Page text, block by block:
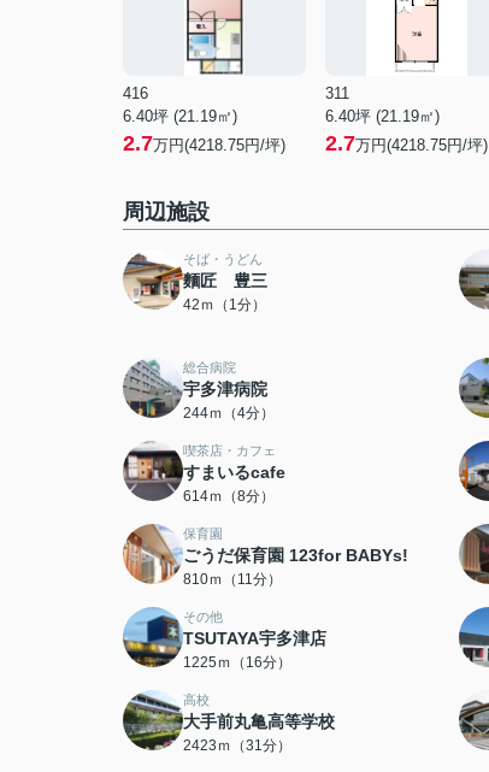
416
6.40坪 (21.19㎡)
2.7万円(4218.75円/坪)
311
6.40坪 (21.19㎡)
2.7万円(4218.75円/坪)
周辺施設
そば・うどん
麵匠 豊三
42ｍ（1分）
総合病院
宇多津病院
244ｍ（4分）
喫茶店・カフェ
すまいるcafe
614ｍ（8分）
保育園
ごうだ保育園 123for BABYs!
810ｍ（11分）
その他
TSUTAYA宇多津店
1225ｍ（16分）
高校
大手前丸亀高等学校
2423ｍ（31分）